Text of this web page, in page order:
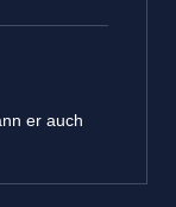
er auch